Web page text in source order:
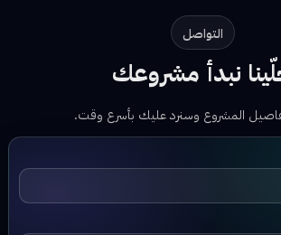
خلّينا نبدأ مشروعك
تفاصيل المشروع وسنرد عليك بأسرع وقت.